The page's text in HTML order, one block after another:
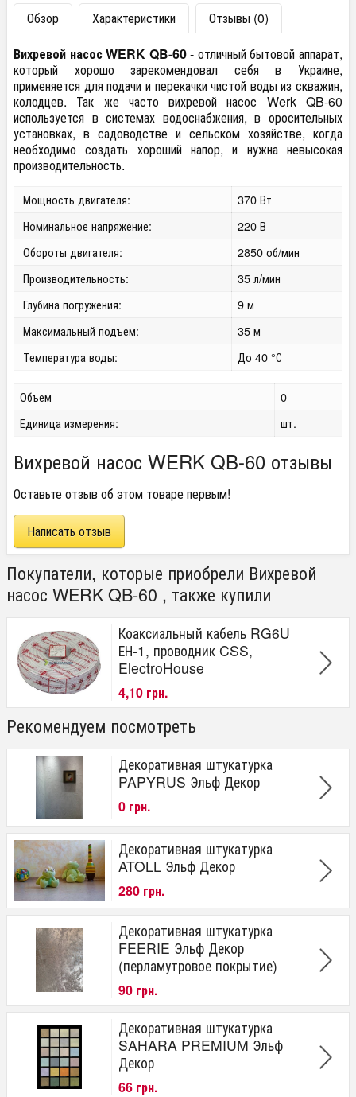
Обзор Характеристики
Отзывы (0)
Вихревой насос WERK QB-60- отличный бытовой аппарат,
который хорошо зарекомендовал себя в Украине,
применяется для подачи и перекачки чистой воды из скважин,
колодцев. Так же часто вихревой насос Werk QB-60
используется в системах водоснабжения, в оросительных
установках, в садоводстве и сельском хозяйстве, когда
необходимо создать хороший напор, и нужна невысокая
производительность.
Мощность двигателя:
370 Вт
Номинальное напряжение:
220 В
Обороты двигателя:
2850 об/мин
Производительность:
35 л/мин
Глубина погружения:
9 м
Максимальный подъем:
35 м
Температура воды:
До 40 °С
Объем
0
Единица измерения:
шт.
Вихревой насос WERK QB-60 отзывы
Оставьтеотзыв об этом товарепервым!
Написать отзыв
Покупатели, которые приобрели Вихревой
насос WERK QB-60 , также купили
Коаксиальный кабель RG6U
ЕН-1, проводник CSS,
ElectroHouse
4,10 грн.
Рекомендуем посмотреть
Декоративная штукатурка
PAPYRUS Эльф Декор
0 грн.
Декоративная штукатурка
ATOLL Эльф Декор
280 грн.
Декоративная штукатурка
FEERIE Эльф Декор
(перламутровое покрытие)
90 грн.
Декоративная штукатурка
SAHARA PREMIUM Эльф
Декор
66 грн.